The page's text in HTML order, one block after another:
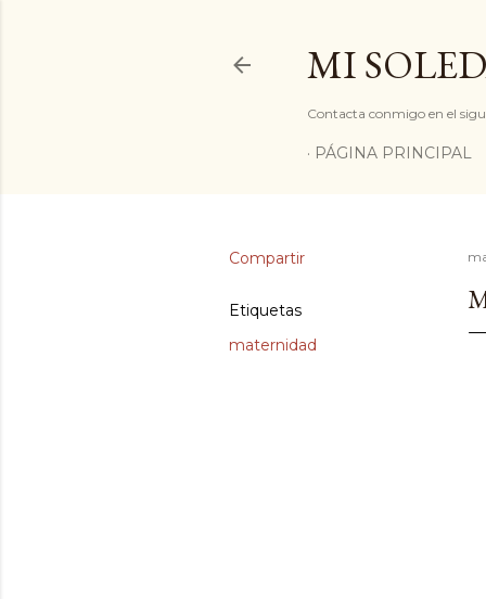
MI
Contacta conmigo en el
PÁGINA PRINCIPAL
Compartir
Etiquetas
maternidad